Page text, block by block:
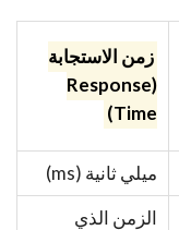
زمن الاستجابة
(Response
Time)
ميلي ثانية (ms)
الزمن الذي